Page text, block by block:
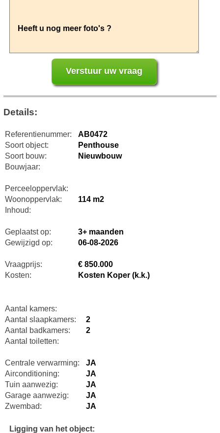
Details:
Referentienummer:
AB0472
Soort object:
Penthouse
Soort bouw:
Nieuwbouw
Bouwjaar:
Perceeloppervlak:
Woonoppervlak:
114 m2
Inhoud:
Geplaatst op:
3+ maanden
Gewijzigd op:
06-08-2026
Vraagprijs:
€ 850.000
Kosten:
Kosten Koper (k.k.)
Aantal kamers:
Aantal slaapkamers:
2
Aantal badkamers:
2
Aantal toiletten:
Centrale verwarming:
JA
Airconditioning:
JA
Tuin aanwezig:
JA
Garage aanwezig:
JA
Zwembad:
JA
Ligging van het object: